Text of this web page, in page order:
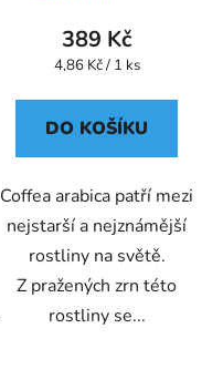
389 Kč
Měrná
4,86 Kč / 1 ks
DO KOŠÍKU
Coffea arabica patří mezi
nejstarší a nejznámější
rostliny na světě.
Z pražených zrn této
rostliny se...